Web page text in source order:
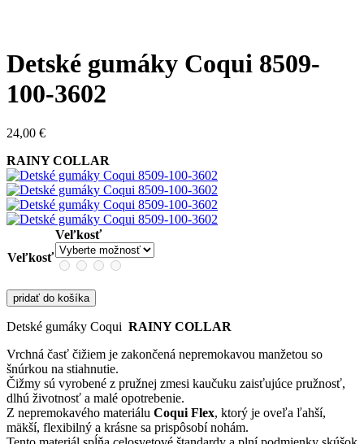
Detské gumáky Coqui 8509-
100-3602
24,00 €
RAINY COLLAR
Veľkosť
Veľkosť
pridať do košíka
Detské gumáky Coqui RAINY COLLAR
Vrchná časť čižiem je zakončená nepremokavou manžetou so
šnúrkou na stiahnutie.
Čižmy sú vyrobené z pružnej zmesi kaučuku zaisťujúce pružnosť,
dlhú životnosť a malé opotrebenie.
Z nepremokavého materiálu Coqui Flex, ktorý je oveľa ľahší,
mäkší, flexibilný a krásne sa prispôsobí nohám.